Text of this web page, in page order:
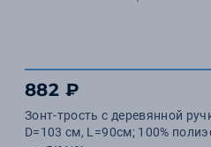
882 ₽
Зонт-трость с деревянной
D=103 см, L=90см; 100%